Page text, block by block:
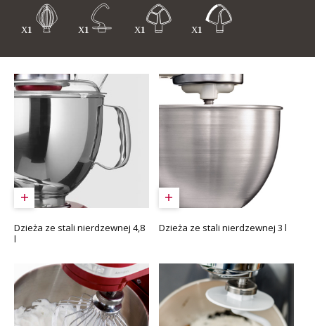
Dzieża ze stali nierdzewnej 4,8
l
Dzieża ze stali nierdzewnej 3 l